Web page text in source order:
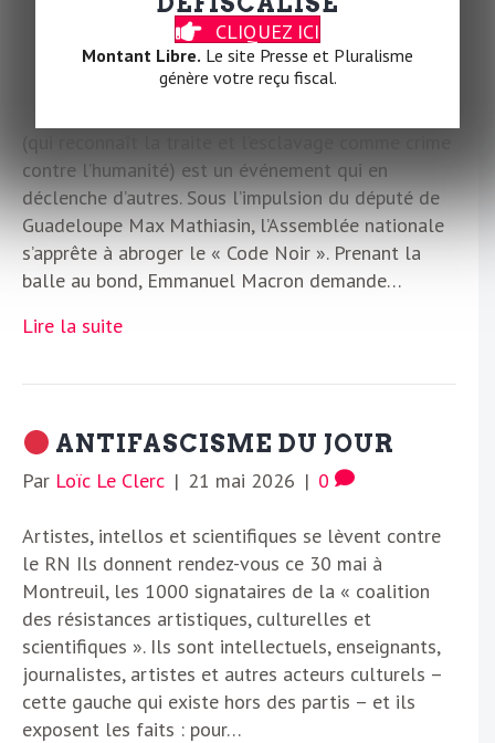
|22 mai 2026 |
Macron avance sur la reconnaissance de
(qui reconnaît la traite et l’esclavage comme crime
contre l’humanité) est un événement qui en
déclenche d’autres. Sous l’impulsion du député de
Guadeloupe Max Mathiasin, l’Assemblée nationale
s’apprête à abroger le « Code Noir ». Prenant la
balle au bond, Emmanuel Macron demande…
Lire la suite
ANTIFASCISME DU JOUR
Par Loïc Le Clerc | 21 mai 2026 | 0
Artistes, intellos et scientifiques se lèvent contre
le RN Ils donnent rendez-vous ce 30 mai à
Montreuil, les 1000 signataires de la « coalition
des résistances artistiques, culturelles et
scientifiques ». Ils sont intellectuels, enseignants,
journalistes, artistes et autres acteurs culturels –
cette gauche qui existe hors des partis – et ils
exposent les faits : pour…
CLIQUEZ ICI
Montant Libre. Le site Presse et Pluralisme
génère votre reçu fiscal.